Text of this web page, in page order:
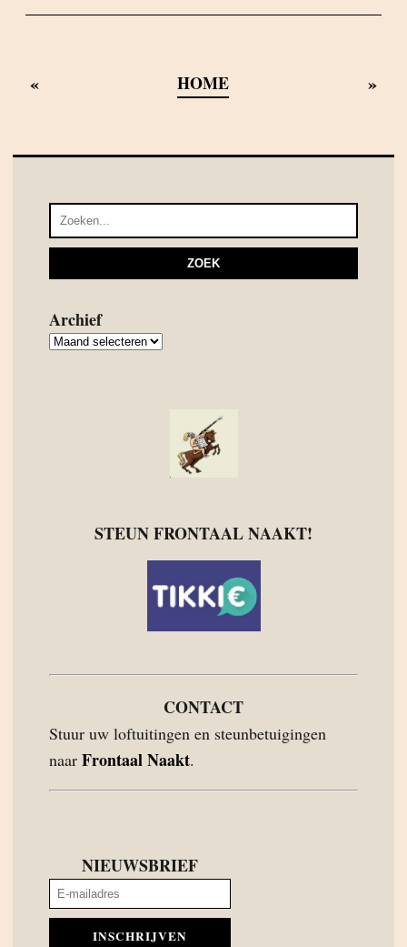
« HOME »
Archief
Archief
STEUN FRONTAAL NAAKT!
CONTACT
Stuur uw loftuitingen en steunbetuigingen
naar Frontaal Naakt.
NIEUWSBRIEF
INSCHRIJVEN